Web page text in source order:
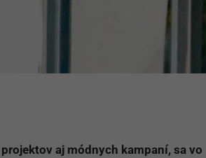
aj módnych kampaní, sa vo